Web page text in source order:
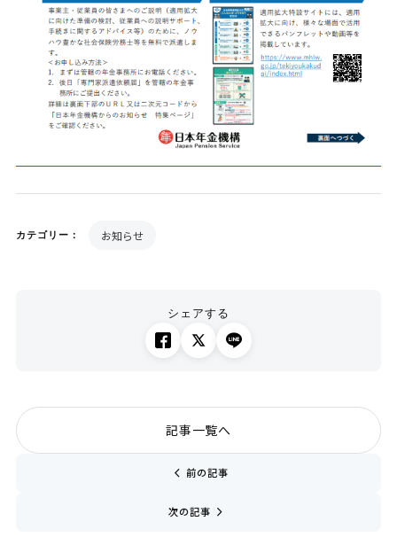
カテゴリー： お知らせ
シェアする
chevron_left 前の記事
記事一覧へ
次の記事 navigate_next